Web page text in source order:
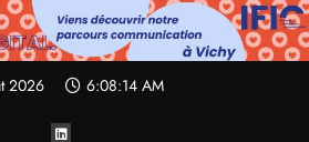
2026 6:08:15 AM